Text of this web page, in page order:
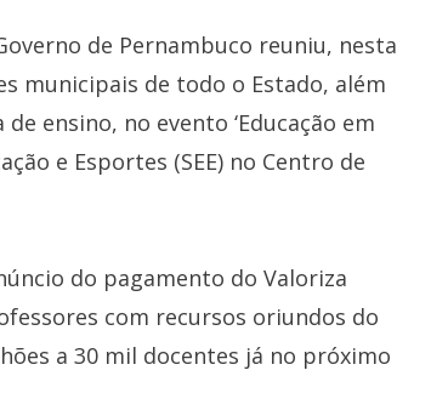
de Pernambuco reuniu, nesta
municipais de todo o Estado, além
ensino, no evento ‘Educação em
e Esportes (SEE) no Centro de
do pagamento do Valoriza
com recursos oriundos do
a 30 mil docentes já no próximo